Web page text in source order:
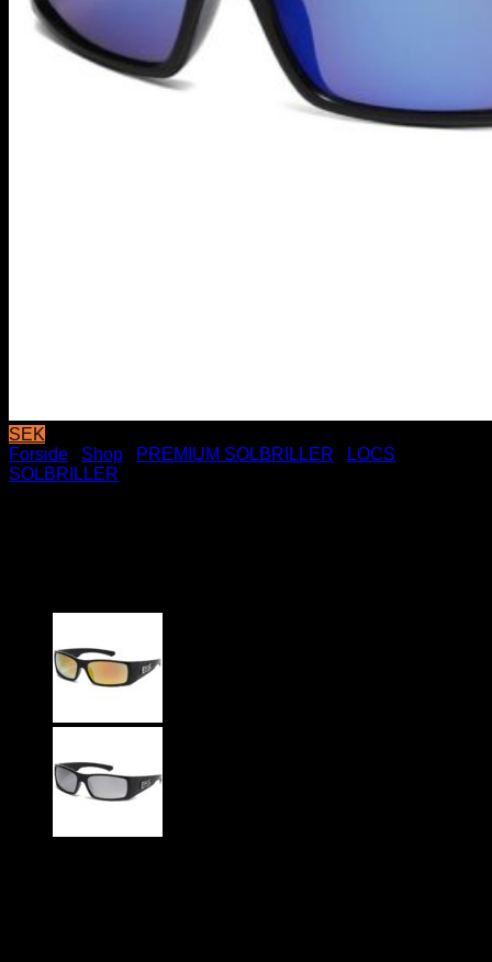
SEK
Forside
Shop PREMIUM SOLBRILLER
LOCS
SOLBRILLER